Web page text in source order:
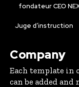
fondateur CEO
Juge d’instruction
Company
Each template in
can be added